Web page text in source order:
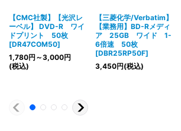
【CMC社製】【光沢レ
ーベル】 DVD-R ワイ
ドプリント 50枚
[DR47COM50]
1,780円 ～3,000円
(税込)
【三菱化学/Verbatim】
【業務用】BD-Rメディ
ア 25GB ワイド 1-
6倍速 50枚
[DBR25RP50F]
3,450円(税込)